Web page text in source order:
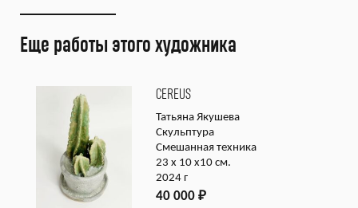
Еще работы этого художника
CEREUS
Татьяна Якушева
Скульптура
Смешанная техника
23 x 10 x10 см.
2024 г
40 000 ₽